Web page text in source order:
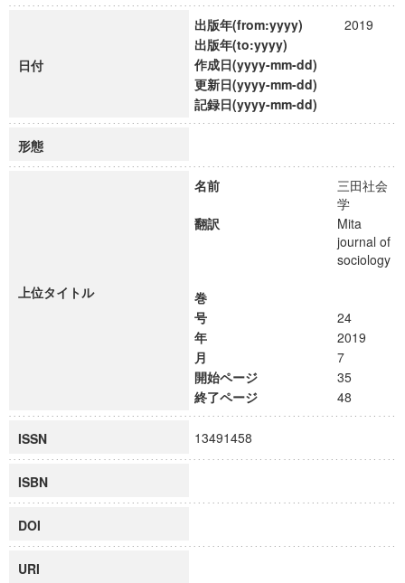
日付
出版年(from:yyyy)
2019
出版年(to:yyyy)
作成日(yyyy-mm-dd)
更新日(yyyy-mm-dd)
記録日(yyyy-mm-dd)
形態
上位タイトル
名前
三田社会
学
翻訳
Mita
journal of
sociology
巻
号
24
年
2019
月
7
開始ページ
35
終了ページ
48
ISSN 13491458
ISBN
DOI
URI